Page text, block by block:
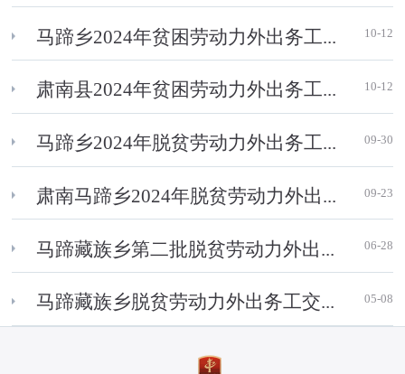
马蹄乡2024年贫困劳动力外出务工... 10-12
肃南县2024年贫困劳动力外出务工... 10-12
马蹄乡2024年脱贫劳动力外出务工... 09-30
肃南马蹄乡2024年脱贫劳动力外出... 09-23
马蹄藏族乡第二批脱贫劳动力外出... 06-28
马蹄藏族乡脱贫劳动力外出务工交... 05-08